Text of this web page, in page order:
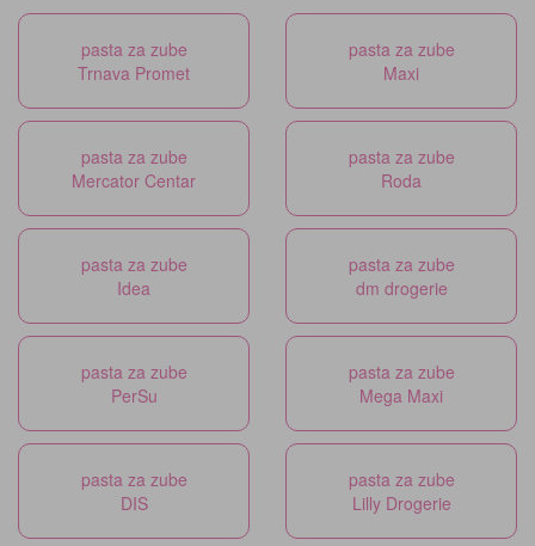
pasta za zube
Trnava Promet
pasta za zube
Maxi
pasta za zube
Mercator Centar
pasta za zube
Roda
pasta za zube
Idea
pasta za zube
dm drogerie
pasta za zube
PerSu
pasta za zube
Mega Maxi
pasta za zube
DIS
pasta za zube
Lilly Drogerie